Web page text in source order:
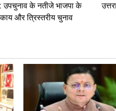
के नतीजे भाजपा के
और त्रिस्तरीय चुनाव